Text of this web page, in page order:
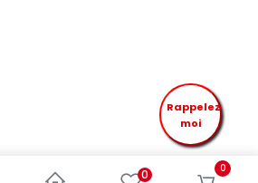
0 0
Rappelez
moi